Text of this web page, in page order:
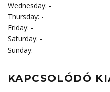
Wednesday: -
Thursday: -
Friday: -
Saturday: -
Sunday: -
KAPCSOLÓDÓ